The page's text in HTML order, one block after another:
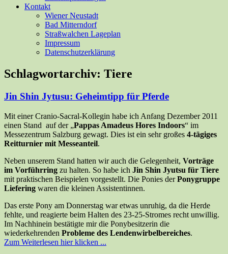
Kontakt
Wiener Neustadt
Bad Mitterndorf
Straßwalchen Lageplan
Impressum
Datenschutzerklärung
Schlagwortarchiv: Tiere
Jin Shin Jytusu: Geheimtipp für Pferde
Mit einer Cranio-Sacral-Kollegin habe ich Anfang Dezember 2011
einen Stand auf der „Pappas Amadeus Hores Indoors“ im
Messezentrum Salzburg gewagt. Dies ist ein sehr großes 4-tägiges
Reitturnier mit Messeanteil.
Neben unserem Stand hatten wir auch die Gelegenheit, Vorträge
im Vorführring zu halten. So habe ich Jin Shin Jyutsu für Tiere
mit praktischen Beispielen vorgestellt. Die Ponies derPonygruppe
Liefering waren die kleinen Assistentinnen.
Das erste Pony am Donnerstag war etwas unruhig, da die Herde
fehlte, und reagierte beim Halten des 23-25-Stromes recht unwillig.
Im Nachhinein bestätigte mir die Ponybesitzerin die
wiederkehrenden Probleme des Lendenwirbelbereiches.
Zum Weiterlesen hier klicken ...